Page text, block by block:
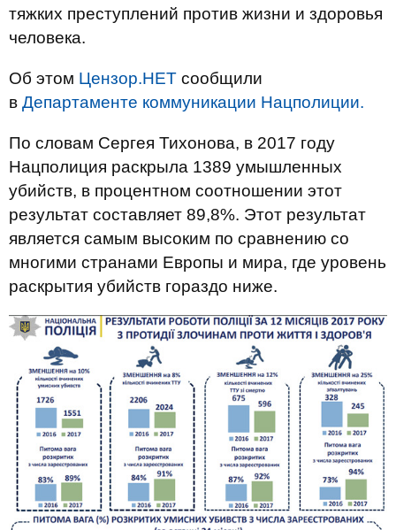
тяжких преступлений против жизни и здоровья
человека.
Об этом Цензор.НЕТ сообщили
в Департаменте коммуникации Нацполиции.
По словам Сергея Тихонова, в 2017 году
Нацполиция раскрыла 1389 умышленных
убийств, в процентном соотношении этот
результат составляет 89,8%. Этот результат
является самым высоким по сравнению со
многими странами Европы и мира, где уровень
раскрытия убийств гораздо ниже.